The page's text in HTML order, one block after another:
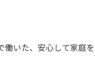
働いた、安心して家庭を